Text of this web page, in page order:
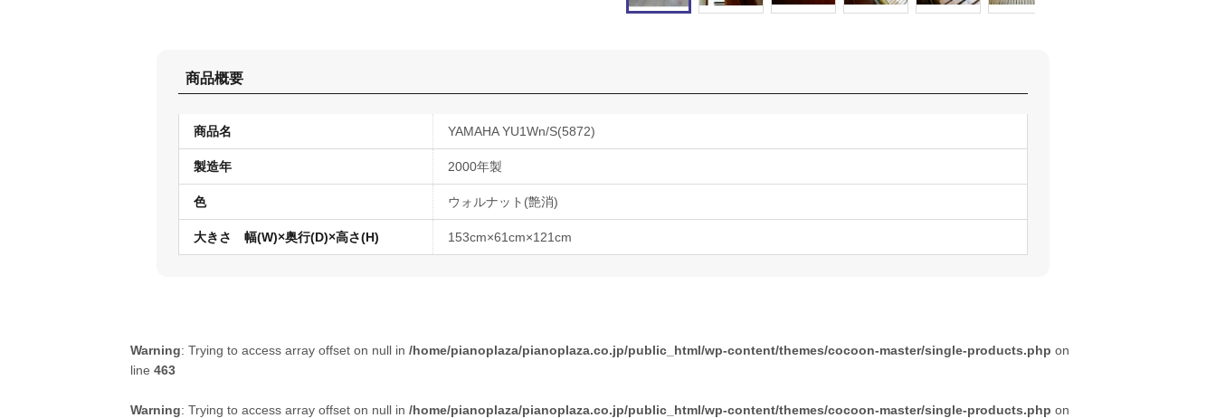
商品概要
商品名 YAMAHA YU1Wn/S(5872)
製造年 2000年製
色 ウォルナット(艶消)
大きさ 幅(W)×奥行(D)×高さ(H) 153cm×61cm×121cm
Warning: Trying to access array offset on null in /home/pianoplaza/pianoplaza.co.jp/public_html/wp-content/themes/cocoon-master/single-products.php on
line 463
Warning: Trying to access array offset on null in /home/pianoplaza/pianoplaza.co.jp/public_html/wp-content/themes/cocoon-master/single-products.php on